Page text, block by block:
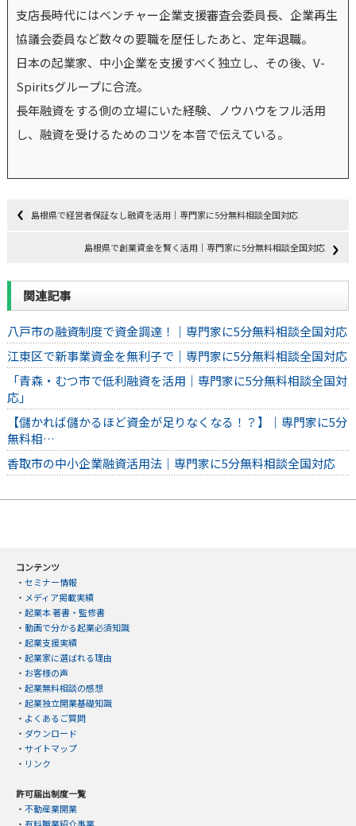
支店長時代にはベンチャー企業支援審査会委員長、企業再生
協議会委員など数々の要職を歴任したあと、定年退職。
日本の起業家、中小企業を支援すべく独立し、その後、V-
Spiritsグループに合流。
長年融資をする側の立場にいた経験、ノウハウをフル活用
し、融資を受けるためのコツを本音で伝えている。
島根県で経営者保証なし融資を活用｜専門家に5分無料相談全国対応
島根県で創業資金を賢く活用｜専門家に5分無料相談全国対応
関連記事
八戸市の融資制度で資金調達！｜専門家に5分無料相談全国対応
江東区で新事業資金を無利子で｜専門家に5分無料相談全国対応
「青森・むつ市で低利融資を活用｜専門家に5分無料相談全国対
応」
【儲かれば儲かるほど資金が足りなくなる！？】｜専門家に5分
無料相…
香取市の中小企業融資活用法｜専門家に5分無料相談全国対応
コンテンツ
・ セミナー情報
・ メディア掲載実績
・ 起業本 著書・監修書
・ 動画で分かる起業必須知識
・ 起業支援実績
・ 起業家に選ばれる理由
・ お客様の声
・ 起業無料相談の感想
・ 起業独立開業基礎知識
・ よくあるご質問
・ ダウンロード
・ サイトマップ
・ リンク
許可届出制度一覧
・ 不動産業開業
・ 有料職業紹介事業